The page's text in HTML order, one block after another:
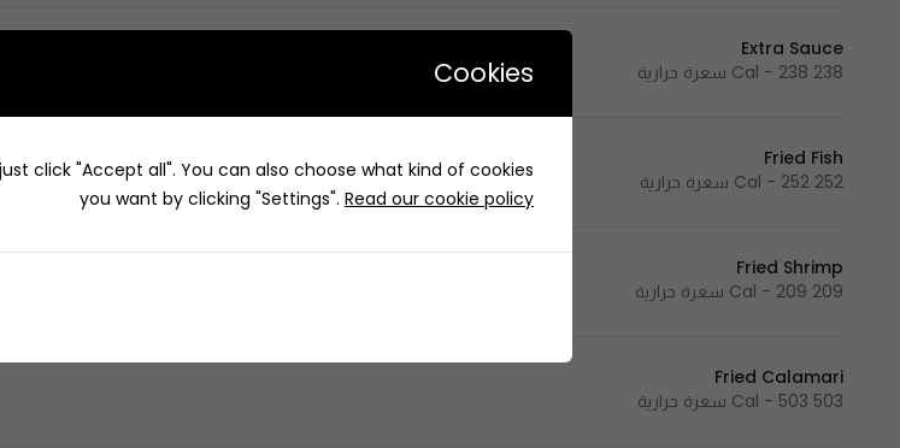
Extra Sauce
238 Cal - 238 سعرة حرارية
Fried Fish
252 Cal - 252 سعرة حرارية
Fried Shrimp
209 Cal - 209 سعرة حرارية
Fried Calamari
503 Cal - 503 سعرة حرارية
Cookies
click "Accept all". You can also choose what kind of cookies
you want by clicking "Settings". Read our cookie policy